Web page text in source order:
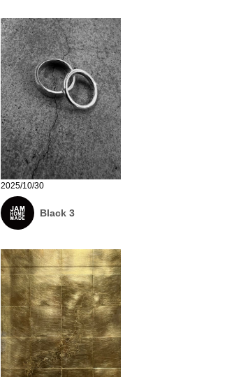
2025/10/30
Black 3